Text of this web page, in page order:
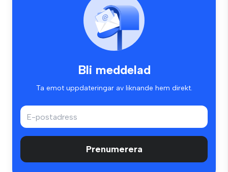
Bli meddelad
Ta emot uppdateringar av liknande hem direkt.
Prenumerera